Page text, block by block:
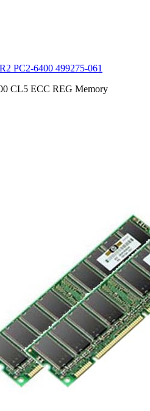
PC2-6400 499275-061
CL5 ECC REG Memory